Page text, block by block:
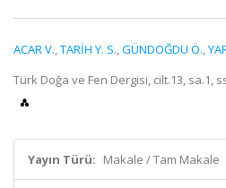
ACAR V.,TARİH Y. S.,GÜNDOĞDU Ö.,
Türk Doğa ve Fen Dergisi, cilt.13, sa.1,
Yayın Türü: Makale / Tam Makale